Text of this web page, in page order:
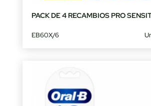
PACK DE 4 RECAMBIOS PRO
EB60X/6